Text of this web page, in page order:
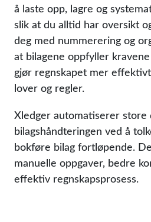
å laste opp, lagre og
slik at du alltid har oversikt
deg med nummerering og
at bilagene oppfyller
gjør regnskapet mer
lover og regler.
Xledger automatiserer store
bilagshåndteringen ved å
bokføre bilag fortløpende.
manuelle oppgaver, bedre
effektiv regnskapsprosess.